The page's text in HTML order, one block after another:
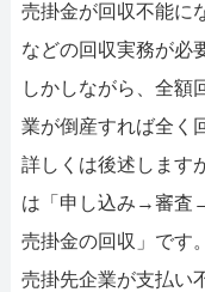
売掛金が回収不能に
などの回収実務が必
しかしながら、全額
業が倒産すれば全く
詳しくは後述します
は「申し込み→審査
売掛金の回収」です。
売掛先企業が支払い